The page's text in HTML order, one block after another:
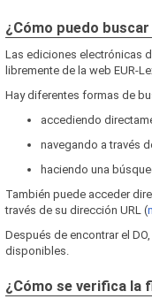
¿Cómo puedo
Las ediciones electrónicas
libremente de la web
Hay diferentes formas de
accediendo
navegando a través
haciendo una
También puede acceder
través de su dirección URL (
Después de encontrar el
disponibles.
¿Cómo se verifica la